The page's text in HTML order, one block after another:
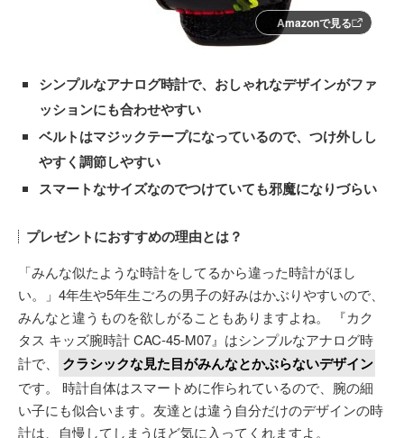
Amazonで見る
シンプルなアナログ時計で、おしゃれなデザインがファ
ッションにも合わせやすい
ベルトはマジックテープになっているので、つけ外しし
やすく調節しやすい
スマートなサイズなのでつけていても邪魔になりづらい
プレゼントにおすすめの理由とは？
「みんな似たような時計をしてるから違った時計がほし
い。」4年生や5年生ごろの男子の好みはかぶりやすいので、
みんなと違うものを欲しがることもありますよね。 『カク
タス キッズ腕時計 CAC-45-M07』はシンプルなアナログ時
計で、
クラシックな見た目がみんなとかぶらないデザイン
です。 時計自体はスマートめに作られているので、腕の細
い子にも似合います。友達とは違う自分だけのデザインの時
計は、自慢してしまうほど気に入ってくれますよ。